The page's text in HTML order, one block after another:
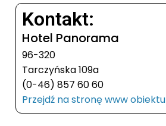
Kontakt:
Hotel Panorama
96-320
Tarczyńska 109a
(0-46) 857 60 60
Przejdź na stronę www obiektu